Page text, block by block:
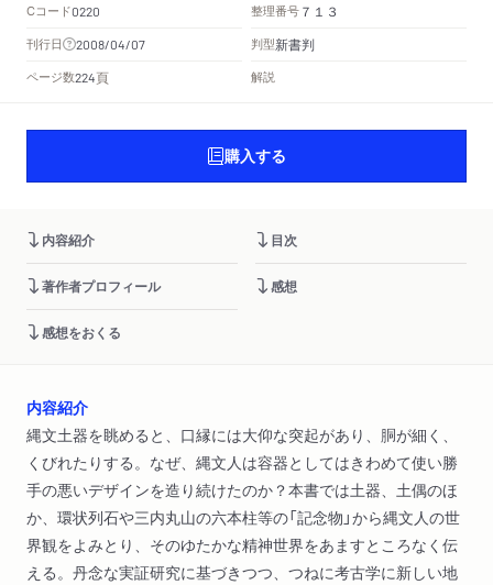
Cコード0220 整理番号 ７１３
刊行日 2008/04/07 判型新書判
ページ数224頁 解説
購入する
内容紹介 目次
著作者プロフィール 感想
感想をおくる
内容紹介
縄文土器を眺めると、口縁には大仰な突起があり、胴が細く、
くびれたりする。なぜ、縄文人は容器としてはきわめて使い勝
手の悪いデザインを造り続けたのか？本書では土器、土偶のほ
か、環状列石や三内丸山の六本柱等の「記念物」から縄文人の世
界観をよみとり、そのゆたかな精神世界をあますところなく伝
える。丹念な実証研究に基づきつつ、つねに考古学に新しい地